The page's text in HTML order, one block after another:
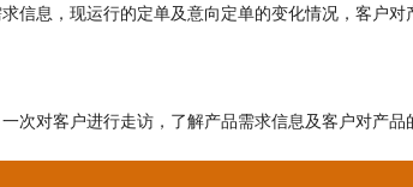
信息，现运行的定单及意向定单的变化情况，客户
次对客户进行走访，了解产品需求信息及客户对产